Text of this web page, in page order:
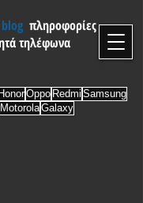
πληροφορίες
τηλέφωνα
HonorOppo Redmi Samsung
MotorolaGalaxy